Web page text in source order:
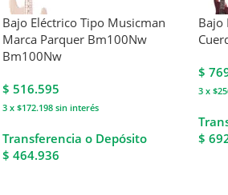
Bajo Eléctrico Tipo Musicman
Marca Parquer Bm100Nw
Bm100Nw
$ 516.595
3 x $172.198sin interés
Transferencia o Depósito
$ 464.936
Bajo
$
3 x
$